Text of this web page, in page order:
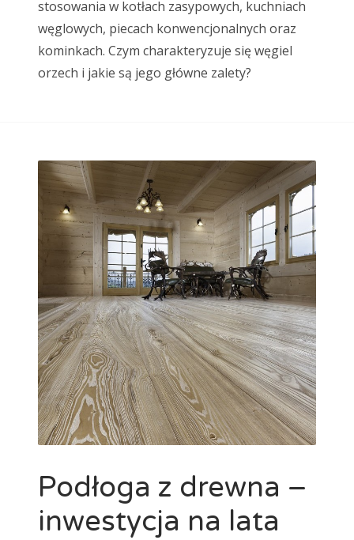
stosowania w kotłach zasypowych, kuchniach
węglowych, piecach konwencjonalnych oraz
kominkach. Czym charakteryzuje się węgiel
orzech i jakie są jego główne zalety?
Podłoga z drewna –
inwestycja na lata